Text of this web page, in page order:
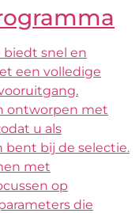
biedt snel en
een volledige
ontworpen met
u als
bij de selectie.
met
op
die